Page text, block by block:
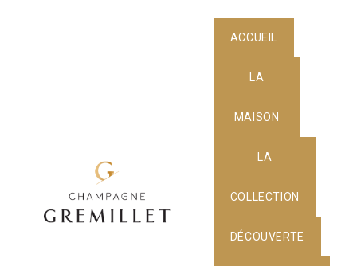
ACCUEIL
LA
MAISON
LA
COLLECTION
DÉCOUVERTE